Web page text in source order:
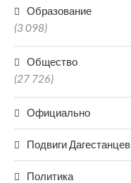
Образование
(3 098)
Общество
(27 726)
Официально
Подвиги Дагестанцев
Политика